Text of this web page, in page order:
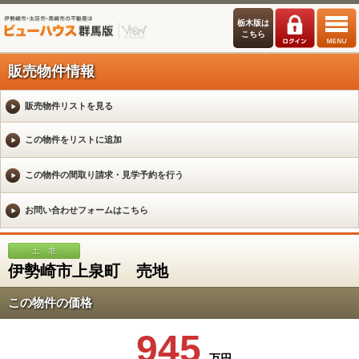
栃木版は
こちら
販売物件情報
販売物件リストを見る
伊勢崎市上泉町 売地
この物件の価格
945